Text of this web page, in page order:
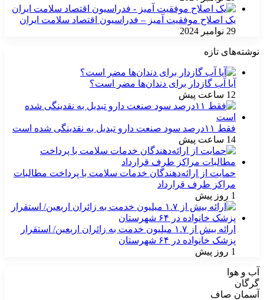
یک اصلاح موفقیت آمیز – فدراسیون اقتصاد سلامت ایران
29 نوامبر 2024
نوشته‌های تازه
آیا آب گازدار برای دندان‌ها مضر است؟
12 ساعت پیش
فقط ۱۱‌درصد سود صنعت دارو تبدیل به نقدینگی شده است
14 ساعت پیش
حمایت از ارائه‌دهندگان خدمات سلامت با پرداخت مطالبات
مراکز طرف قرارداد
1 روز پیش
ارائه بیش از ۱.۷ میلیون خدمت به زائران اربعین/ استقرار
پزشک خانواده در ۶۴ شهرستان
1 روز پیش
آب و هوا
گرگان
آسمان صاف